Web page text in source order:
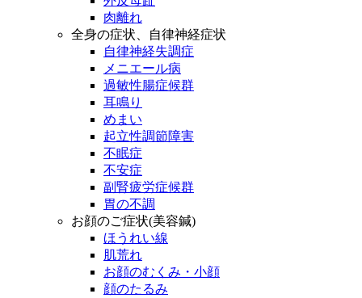
肉離れ
全身の症状、自律神経症状
自律神経失調症
メニエール病
過敏性腸症候群
耳鳴り
めまい
起立性調節障害
不眠症
不安症
副腎疲労症候群
胃の不調
お顔のご症状(美容鍼)
ほうれい線
肌荒れ
お顔のむくみ・小顔
顔のたるみ